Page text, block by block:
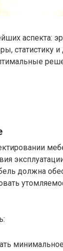
аспекта:
статистику и
должна